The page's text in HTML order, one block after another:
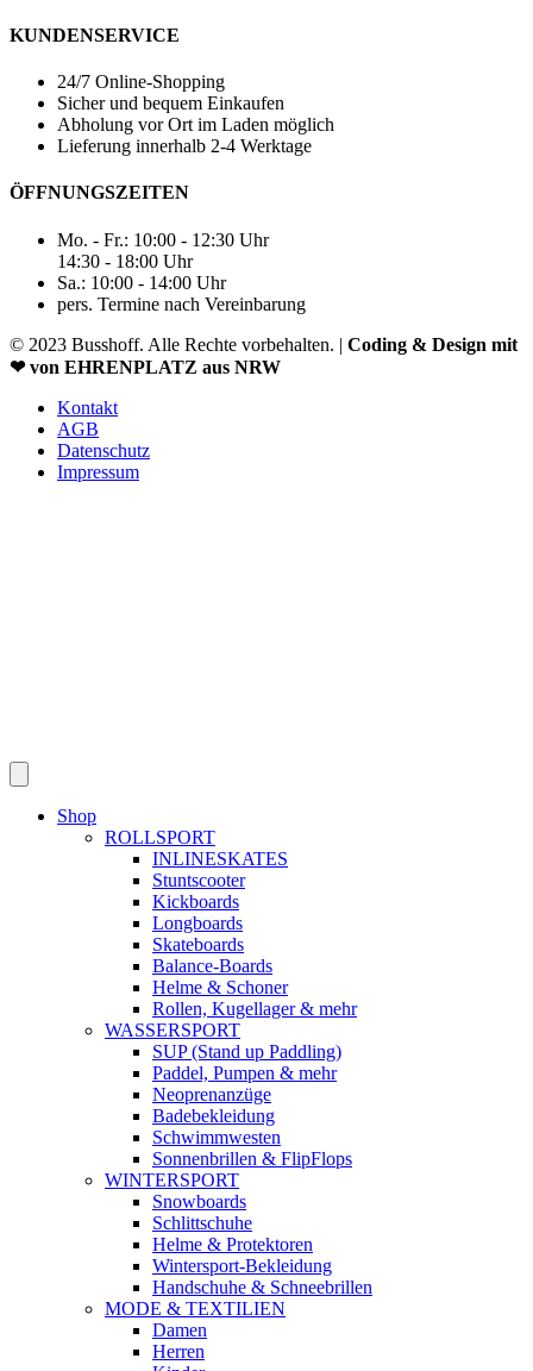
KUNDENSERVICE
24/7 Online-Shopping
Sicher und bequem Einkaufen
Abholung vor Ort im Laden möglich
Lieferung innerhalb 2-4 Werktage
ÖFFNUNGSZEITEN
Mo. - Fr.: 10:00 - 12:30 Uhr
14:30 - 18:00 Uhr
Sa.: 10:00 - 14:00 Uhr
pers. Termine nach Vereinbarung
© 2023 Busshoff. Alle Rechte vorbehalten. | Coding & Design mit
❤ von EHRENPLATZ aus NRW
Kontakt
AGB
Datenschutz
Impressum
Shop
ROLLSPORT
INLINESKATES
Stuntscooter
Kickboards
Longboards
Skateboards
Balance-Boards
Helme & Schoner
Rollen, Kugellager & mehr
WASSERSPORT
SUP (Stand up Paddling)
Paddel, Pumpen & mehr
Neoprenanzüge
Badebekleidung
Schwimmwesten
Sonnenbrillen & FlipFlops
WINTERSPORT
Snowboards
Schlittschuhe
Helme & Protektoren
Wintersport-Bekleidung
Handschuhe & Schneebrillen
MODE & TEXTILIEN
Damen
Herren